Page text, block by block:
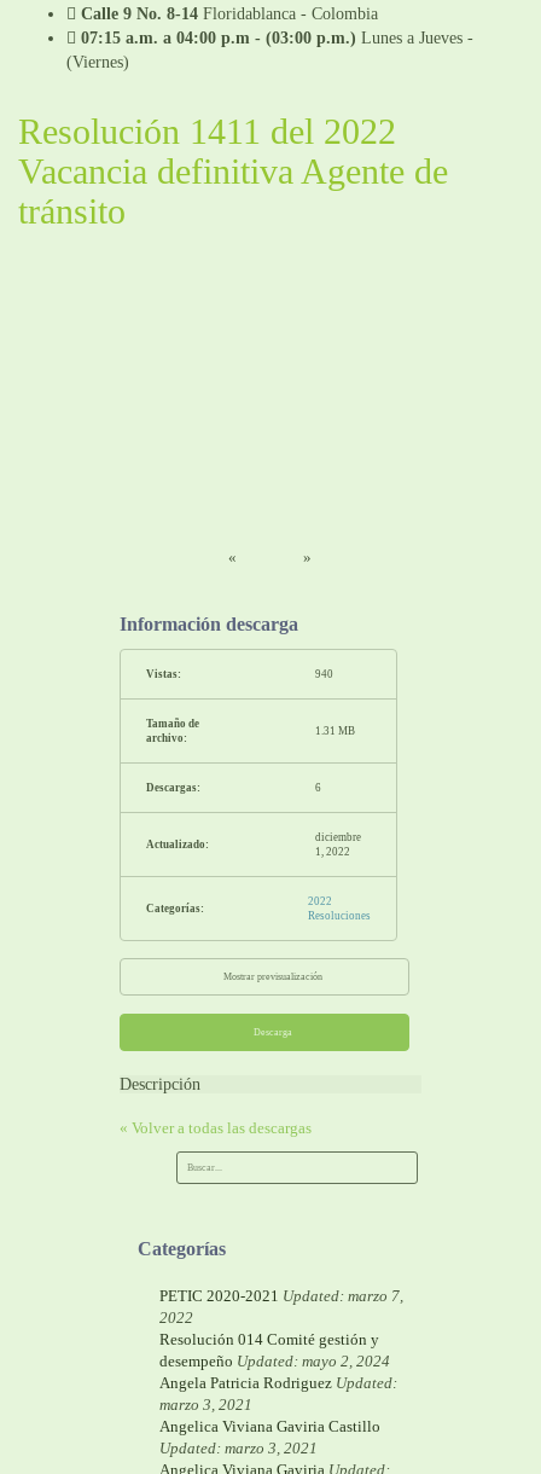
Calle 9 No. 8-14 Floridablanca - Colombia
07:15 a.m. a 04:00 p.m - (03:00 p.m.) Lunes a Jueves -
(Viernes)
Resolución 1411 del 2022
Vacancia definitiva Agente de
tránsito
« »
Información descarga
Vistas: 940
Tamaño de
archivo:
1.31 MB
Descargas: 6
Actualizado:
diciembre
1, 2022
Categorías:
2022
Resoluciones
Mostrar previsualización
Descarga
Descripción
« Volver a todas las descargas
Categorías
PETIC 2020-2021 Updated: marzo 7,
2022
Resolución 014 Comité gestión y
desempeño Updated: mayo 2, 2024
Angela Patricia Rodriguez Updated:
marzo 3, 2021
Angelica Viviana Gaviria Castillo
Updated: marzo 3, 2021
Angelica Viviana Gaviria Updated: